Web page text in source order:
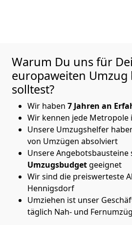
Warum Du uns für
europaweiten Umzug
solltest?
Wir haben 7 Jahren an
Wir kennen jede Metropole
Unsere Umzugshelfer
von Umzügen absolviert
Unsere Angebotsbausteine
Umzugsbudgetgeeignet
Wir sind die preiswerteste
Hennigsdorf
Umziehen ist unser
täglich Nah- und